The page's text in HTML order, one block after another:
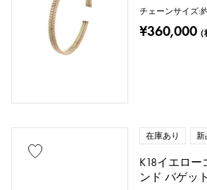
チェーンサイズ:
¥360,000（
在庫あり 新
K18イエロ
ンド バゲッ